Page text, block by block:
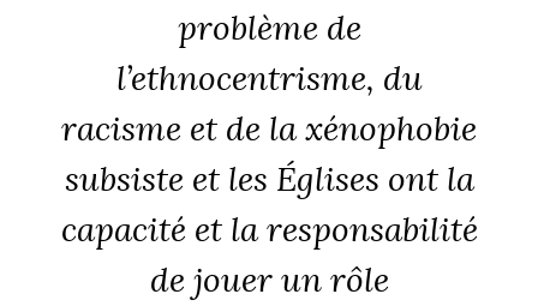
problème de
l’ethnocentrisme, du
racisme et de la xénophobie
subsiste et les Églises ont la
capacité et la responsabilité
de jouer un rôle